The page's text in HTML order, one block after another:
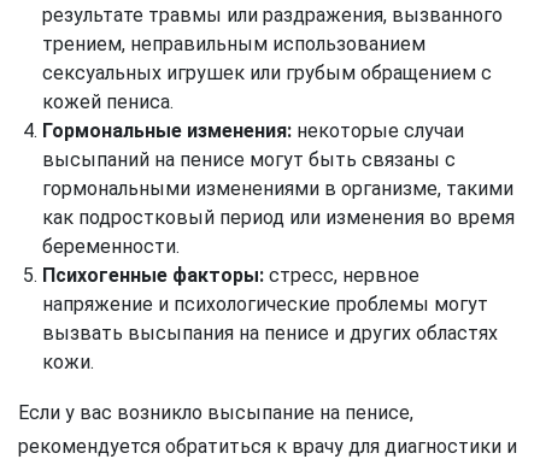
результате травмы или раздражения, вызванного
трением, неправильным использованием
сексуальных игрушек или грубым обращением с
кожей пениса.
Гормональные изменения: некоторые случаи
высыпаний на пенисе могут быть связаны с
гормональными изменениями в организме, такими
как подростковый период или изменения во время
беременности.
Психогенные факторы: стресс, нервное
напряжение и психологические проблемы могут
вызвать высыпания на пенисе и других областях
кожи.
Если у вас возникло высыпание на пенисе,
рекомендуется обратиться к врачу для диагностики и